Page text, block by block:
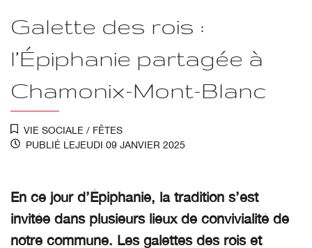
Galette des rois :
l’Épiphanie partagée à
Chamonix-Mont-Blanc
VIE SOCIALE / FÊTES
PUBLIÉ LEJEUDI 09 JANVIER 2025
En ce jour d’Épiphanie, la tradition s’est
invitée dans plusieurs lieux de convivialité de
notre commune. Les galettes des rois et